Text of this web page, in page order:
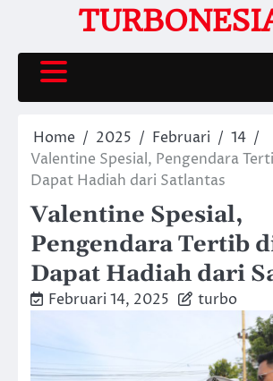
content
Home 2025 Februari
14
Valentine Spesial, Pengendara
Dapat Hadiah dari Satlantas
Valentine Spesial,
Pengendara Tertib
Dapat Hadiah dari
Februari 14, 2025 turbo